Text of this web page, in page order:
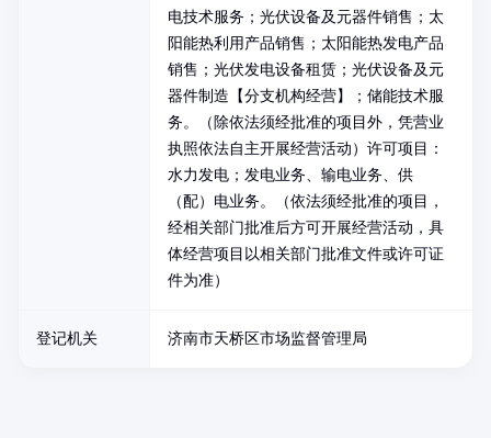
电技术服务；光伏设备及元器件销售；太
阳能热利用产品销售；太阳能热发电产品
销售；光伏发电设备租赁；光伏设备及元
器件制造【分支机构经营】；储能技术服
务。（除依法须经批准的项目外，凭营业
执照依法自主开展经营活动）许可项目：
水力发电；发电业务、输电业务、供
（配）电业务。（依法须经批准的项目，
经相关部门批准后方可开展经营活动，具
体经营项目以相关部门批准文件或许可证
件为准）
登记机关 济南市天桥区市场监督管理局